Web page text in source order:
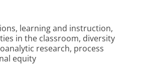
learning and instruction,
in the classroom, diversity
research, process
equity